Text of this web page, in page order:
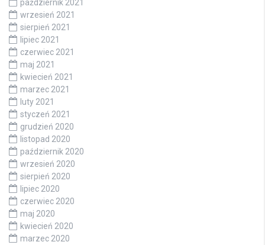
październik 2021
wrzesień 2021
sierpień 2021
lipiec 2021
czerwiec 2021
maj 2021
kwiecień 2021
marzec 2021
luty 2021
styczeń 2021
grudzień 2020
listopad 2020
październik 2020
wrzesień 2020
sierpień 2020
lipiec 2020
czerwiec 2020
maj 2020
kwiecień 2020
marzec 2020